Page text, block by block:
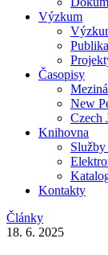
Výzkum
Časopisy
New
Czech
Knihovna
Kontakty
Články
18. 6. 2025